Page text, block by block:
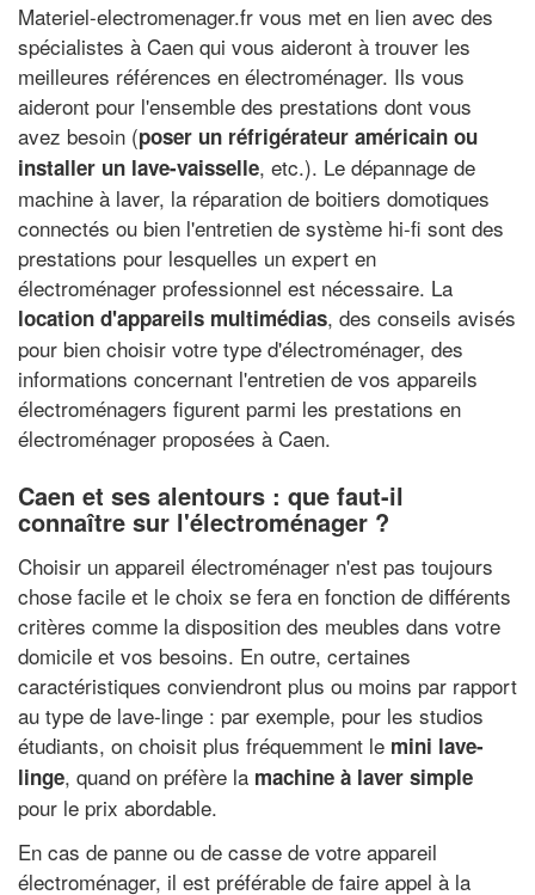
Materiel-electromenager.fr vous met en lien avec des
spécialistes à Caen qui vous aideront à trouver les
meilleures références en électroménager. Ils vous
aideront pour l'ensemble des prestations dont vous
avez besoin (poser un réfrigérateur américain ou
installer un lave-vaisselle, etc.). Le dépannage de
machine à laver, la réparation de boitiers domotiques
connectés ou bien l'entretien de système hi-fi sont des
prestations pour lesquelles un expert en
électroménager professionnel est nécessaire. La
location d'appareils multimédias, des conseils avisés
pour bien choisir votre type d'électroménager, des
informations concernant l'entretien de vos appareils
électroménagers figurent parmi les prestations en
électroménager proposées à Caen.
Caen et ses alentours : que faut-il
connaître sur l'électroménager ?
Choisir un appareil électroménager n'est pas toujours
chose facile et le choix se fera en fonction de différents
critères comme la disposition des meubles dans votre
domicile et vos besoins. En outre, certaines
caractéristiques conviendront plus ou moins par rapport
au type de lave-linge : par exemple, pour les studios
étudiants, on choisit plus fréquemment le mini lave-
linge, quand on préfère la machine à laver simple
pour le prix abordable.
En cas de panne ou de casse de votre appareil
électroménager, il est préférable de faire appel à la